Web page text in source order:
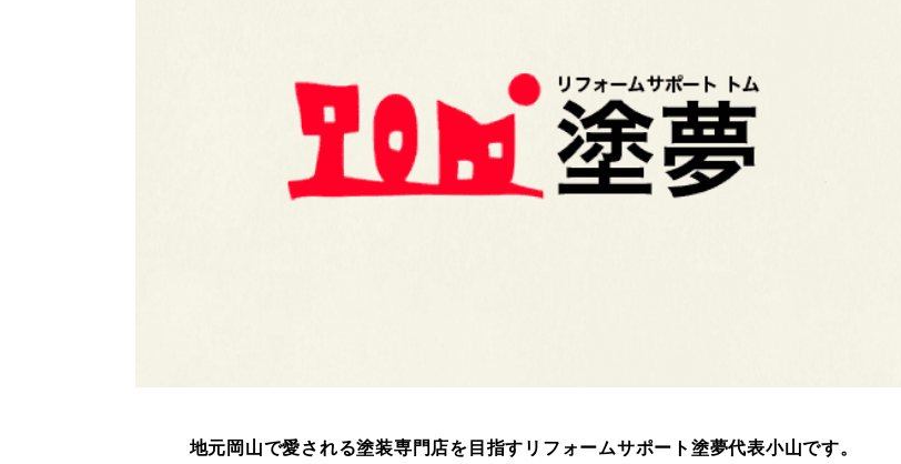
地元岡山で愛される塗装専門店を目指すリフォームサポート塗夢代表小山です。